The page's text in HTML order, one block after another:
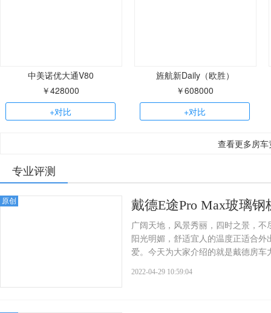
中美诺优大通V80
￥428000
+对比
旌航新Daily（欧胜）
￥608000
+对比
查看更多房
专业评测
原创 戴德E途Pro Max玻璃
广阔天地，风景秀丽，四时之景，
阳光明媚，舒适宜人的温度正适合外
爱。今天为大家介绍的就是戴德房
2022-04-29 10:59:04